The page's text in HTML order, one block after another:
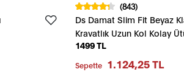
(843)
Ds Damat Slim Fit Beyaz
Kravatlık Uzun Kol Kolay
Gömlek
1499 TL
Sepette 1.124,25 TL